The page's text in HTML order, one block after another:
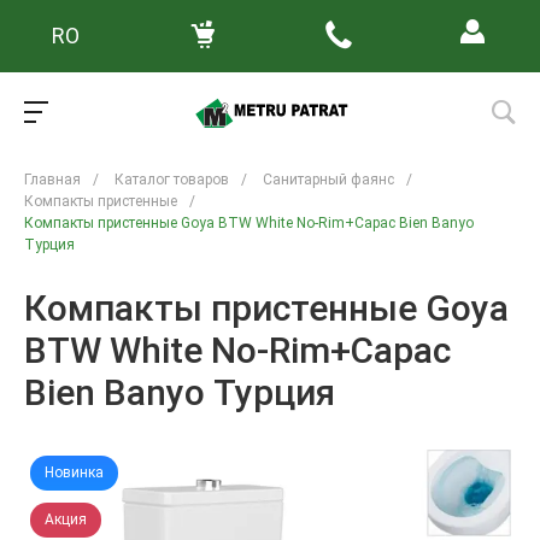
RO
Главная / Каталог товаров / Санитарный фаянс
/
Компакты пристенные
/
Компакты пристенные Goya BTW White No-Rim+Capac Bien Banyo
Турция
Компакты пристенные Goya
BTW White No-Rim+Capac
Bien Banyo Турция
Новинка
Акция